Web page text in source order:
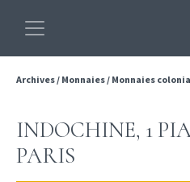
Archives/ Monnaies/ Monnaies
INDOCHINE, 1
PARIS